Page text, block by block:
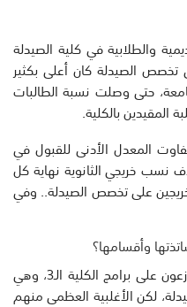
والطلابية في كلية الصيدلة
الصيدلة كان أعلى بكثير
حتى وصلت نسبة الطالبات
المعدل الأدنى للقبول في
نسب خريجي الثانوية نهاية كل
على تخصص الصيدلة.. وفي
وأقسامها؟
ـ يبلغ عددهم 279 طالبًا وطالبة ويتوزعون على برامج الكلية الـ3، وهي
لكن الأغلبية العظمى منهم